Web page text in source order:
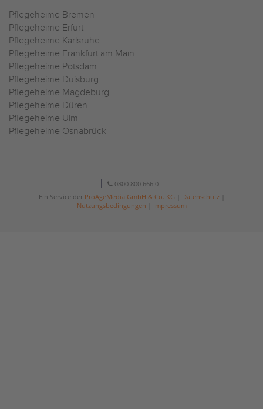
Pflegeheime Bremen
Pflegeheime Erfurt
Pflegeheime Karlsruhe
Pflegeheime Frankfurt am Main
Pflegeheime Potsdam
Pflegeheime Duisburg
Pflegeheime Magdeburg
Pflegeheime Düren
Pflegeheime Ulm
Pflegeheime Osnabrück
0800 800 666 0
Ein Service der ProAgeMedia GmbH & Co. KG Datenschutz|
Nutzungsbedingungen
Impressum